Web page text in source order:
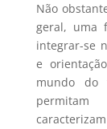
Não
geral, uma
integrar-se
e
mundo do
permitam